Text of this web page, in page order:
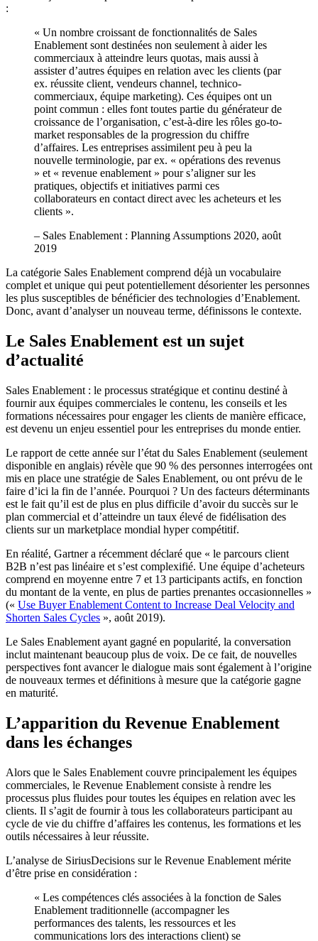
:
« Un nombre croissant de fonctionnalités de Sales
Enablement sont destinées non seulement à aider les
commerciaux à atteindre leurs quotas, mais aussi à
assister d’autres équipes en relation avec les clients (par
ex. réussite client, vendeurs channel, technico-
commerciaux, équipe marketing). Ces équipes ont un
point commun : elles font toutes partie du générateur de
croissance de l’organisation, c’est-à-dire les rôles go-to-
market responsables de la progression du chiffre
d’affaires. Les entreprises assimilent peu à peu la
nouvelle terminologie, par ex. « opérations des revenus
» et « revenue enablement » pour s’aligner sur les
pratiques, objectifs et initiatives parmi ces
collaborateurs en contact direct avec les acheteurs et les
clients ».
– Sales Enablement : Planning Assumptions 2020, août
2019
La catégorie Sales Enablement comprend déjà un vocabulaire
complet et unique qui peut potentiellement désorienter les personnes
les plus susceptibles de bénéficier des technologies d’Enablement.
Donc, avant d’analyser un nouveau terme, définissons le contexte.
Le Sales Enablement est un sujet
d’actualité
Sales Enablement : le processus stratégique et continu destiné à
fournir aux équipes commerciales le contenu, les conseils et les
formations nécessaires pour engager les clients de manière efficace,
est devenu un enjeu essentiel pour les entreprises du monde entier.
Le rapport de cette année sur l’état du Sales Enablement (seulement
disponible en anglais) révèle que 90 % des personnes interrogées ont
mis en place une stratégie de Sales Enablement, ou ont prévu de le
faire d’ici la fin de l’année. Pourquoi ? Un des facteurs déterminants
est le fait qu’il est de plus en plus difficile d’avoir du succès sur le
plan commercial et d’atteindre un taux élevé de fidélisation des
clients sur un marketplace mondial hyper compétitif.
En réalité, Gartner a récemment déclaré que « le parcours client
B2B n’est pas linéaire et s’est complexifié. Une équipe d’acheteurs
comprend en moyenne entre 7 et 13 participants actifs, en fonction
du montant de la vente, en plus de parties prenantes occasionnelles »
(« Use Buyer Enablement Content to Increase Deal Velocity and
Shorten Sales Cycles », août 2019).
Le Sales Enablement ayant gagné en popularité, la conversation
inclut maintenant beaucoup plus de voix. De ce fait, de nouvelles
perspectives font avancer le dialogue mais sont également à l’origine
de nouveaux termes et définitions à mesure que la catégorie gagne
en maturité.
L’apparition du Revenue Enablement
dans les échanges
Alors que le Sales Enablement couvre principalement les équipes
commerciales, le Revenue Enablement consiste à rendre les
processus plus fluides pour toutes les équipes en relation avec les
clients. Il s’agit de fournir à tous les collaborateurs participant au
cycle de vie du chiffre d’affaires les contenus, les formations et les
outils nécessaires à leur réussite.
L’analyse de SiriusDecisions sur le Revenue Enablement mérite
d’être prise en considération :
« Les compétences clés associées à la fonction de Sales
Enablement traditionnelle (accompagner les
performances des talents, les ressources et les
communications lors des interactions client) se